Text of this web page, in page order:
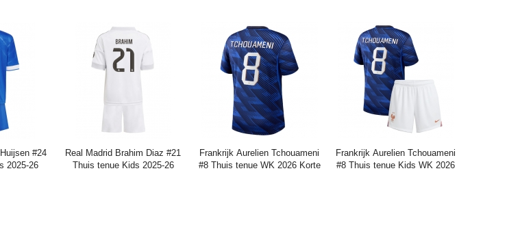
#24
2025-26
Real Madrid Brahim Diaz #21
Thuis tenue Kids 2025-26
Frankrijk Aurelien Tchouameni
#8 Thuis tenue WK 2026 Korte
Frankrijk Aurelien Tchouameni
#8 Thuis tenue Kids WK 2026